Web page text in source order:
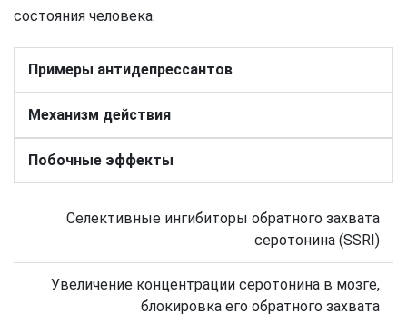
состояния человека.
Примеры антидепрессантов
Механизм действия
Побочные эффекты
Селективные ингибиторы обратного захвата
серотонина (SSRI)
Увеличение концентрации серотонина в мозге,
блокировка его обратного захвата